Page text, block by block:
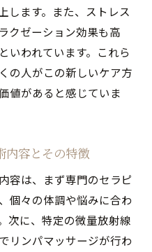
します。また、ストレス
クゼーション効果も高
いわれています。これら
の人がこの新しいケア方
値があると感じていま
内容とその特徴
容は、まず専門のセラピ
個々の体調や悩みに合わ
次に、特定の微量放射線
リンパマッサージが行わ